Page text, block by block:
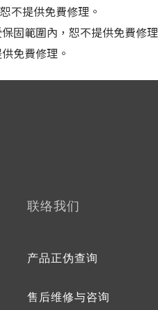
不提供免費修理。
固範圍內，恕不提供免費修理
免費修理。
联络我们
产品正伪查询
售后维修与咨询